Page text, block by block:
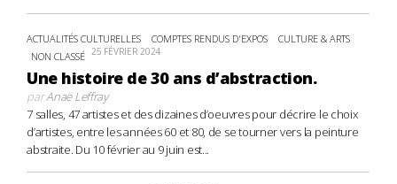
ACTUALITÉS CULTURELLES COMPTES RENDUS D'EXPOS
CULTURE & ARTS
NON CLASSÉ 25 FÉVRIER 2024
Une histoire de 30 ans d’abstraction.
parAnaë Leffray
7 salles, 47 artistes et des dizaines d’oeuvres pour décrire le choix
d’artistes, entre les années 60 et 80, de se tourner vers la peinture
abstraite. Du 10 février au 9 juin est...